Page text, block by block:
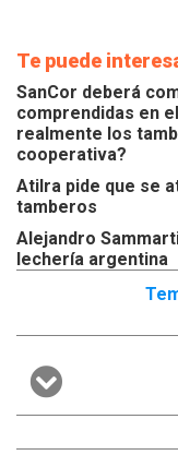
Te puede
SanCor deberá
comprendidas en
realmente los
cooperativa?
Atilra pide que se
tamberos
Alejandro
lechería argentina